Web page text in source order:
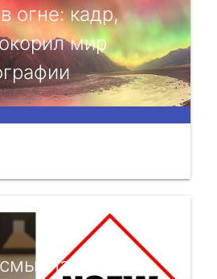
oгне: кадp,
миp
брать —